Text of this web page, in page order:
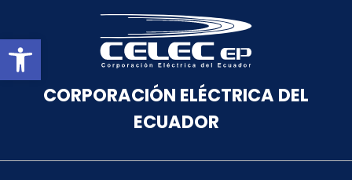
Abrir barra de herramientas
CORPORACIÓN ELÉCTRICA DEL
ECUADOR